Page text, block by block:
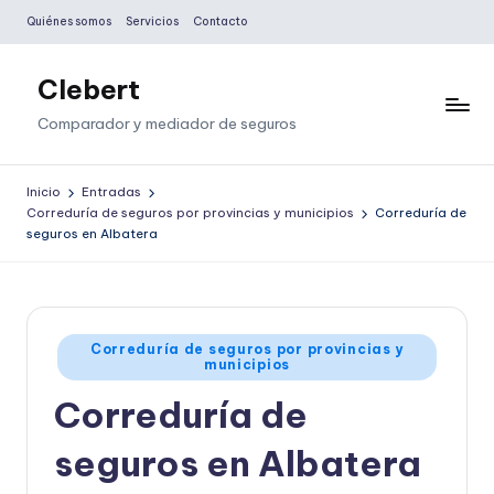
Saltar
contenido
Quiénes somos Servicios Contacto
Clebert
Comparador y mediador de seguros
Inicio
Entradas
Correduría de seguros por provincias y municipios
Correduría de
seguros en Albatera
Publicado
en
Correduría de seguros por provincias y
municipios
Correduría de
seguros en Albatera